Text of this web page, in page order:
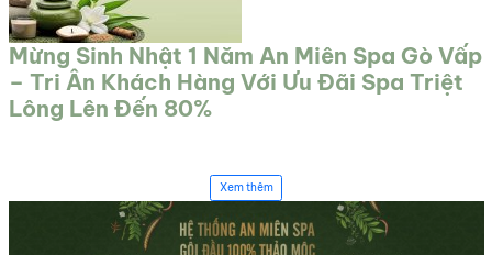
Mừng Sinh Nhật 1 Năm An Miên Spa Gò Vấp
– Tri Ân Khách Hàng Với Ưu Đãi Spa Triệt
Lông Lên Đến 80%
Xem thêm